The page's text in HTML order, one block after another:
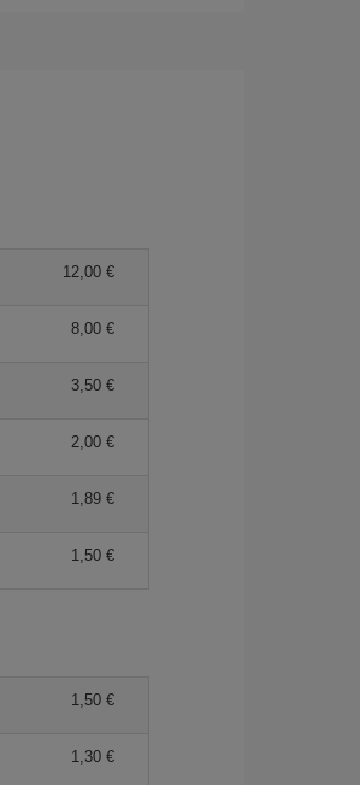
12,00 €
8,00 €
3,50 €
2,00 €
1,89 €
1,50 €
1,50 €
1,30 €